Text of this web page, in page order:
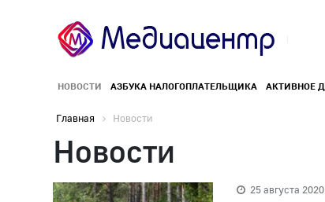
НОВОСТИ АЗБУКА НАЛОГОПЛАТЕЛЬЩИКА АКТИВНОЕ
Главная Новости
Новости
25 августа 2020